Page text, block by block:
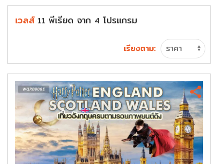
เวลส์11 พีเรียด จาก 4 โปรแกรม
เรียงตาม: